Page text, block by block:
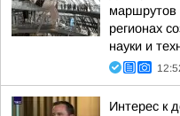
маршрутов
регионах
науки и
Интерес к